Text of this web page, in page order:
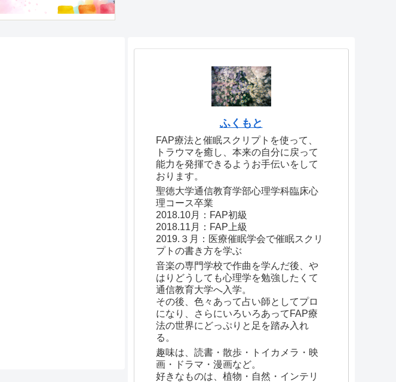
ふくもと
FAP療法と催眠スクリプトを使って、
トラウマを癒し、本来の自分に戻って
能力を発揮できるようお手伝いをして
おります。
聖徳大学通信教育学部心理学科臨床心
理コース卒業
2018.10月：FAP初級
2018.11月：FAP上級
2019.３月：医療催眠学会で催眠スクリ
プトの書き方を学ぶ
音楽の専門学校で作曲を学んだ後、や
はりどうしても心理学を勉強したくて
通信教育大学へ入学。
その後、色々あって占い師としてプロ
になり、さらにいろいろあってFAP療
法の世界にどっぷりと足を踏み入れ
る。
趣味は、読書・散歩・トイカメラ・映
画・ドラマ・漫画など。
好きなものは、植物・自然・インテリ